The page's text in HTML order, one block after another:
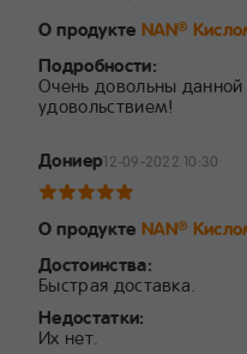
О продукте NAN®
Подробности:
Очень довольны
удовольствием!
Дониер12-09-2022 10:30
О продукте NAN®
Достоинства:
Быстрая доставка.
Недостатки:
Их нет.